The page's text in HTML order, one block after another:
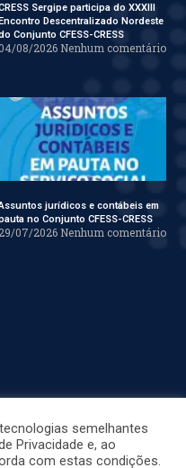
Sergipe participa do XXXIII
Descentralizado Nordeste
Conjunto CFESS-CRESS
08/2026 Nenhum comentário
jurídicos e contábeis em
no Conjunto CFESS-CRESS
29/07/2026 Nenhum comentário
semelhantes
Privacidade e, ao
com estas condições.